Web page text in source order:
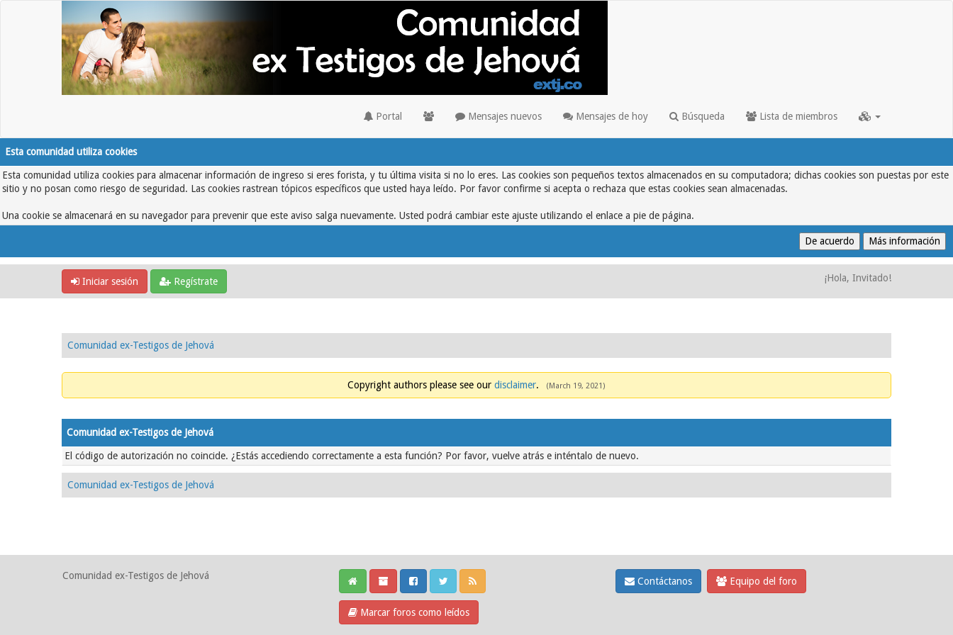
Portal Mensajes nuevos Mensajes de hoy Búsqueda Lista de miembros
Esta comunidad utiliza cookies
Esta comunidad utiliza cookies para almacenar información de ingreso si eres forista, y tu última visita si no lo eres. Las cookies son pequeños textos almacenados en su computadora; dichas cookies son puestas por este
sitio y no posan como riesgo de seguridad. Las cookies rastrean tópicos específicos que usted haya leído. Por favor confirme si acepta o rechaza que estas cookies sean almacenadas.
Una cookie se almacenará en su navegador para prevenir que este aviso salga nuevamente. Usted podrá cambiar este ajuste utilizando el enlace a pie de página.
Iniciar sesión Regístrate ¡Hola, Invitado!
Comunidad ex-Testigos de Jehová
Copyright authors please see our disclaimer. (March 19, 2021)
Comunidad ex-Testigos de Jehová
El código de autorización no coincide. ¿Estás accediendo correctamente a esta función? Por favor, vuelve atrás e inténtalo de nuevo.
Comunidad ex-Testigos de Jehová
Comunidad ex-Testigos de Jehová
Marcar foros como leídos
Contáctanos Equipo del foro